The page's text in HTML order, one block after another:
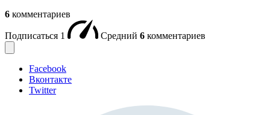
6 комментариев
Подписаться 1 Средний 6 комментариев
Facebook
Вконтакте
Twitter